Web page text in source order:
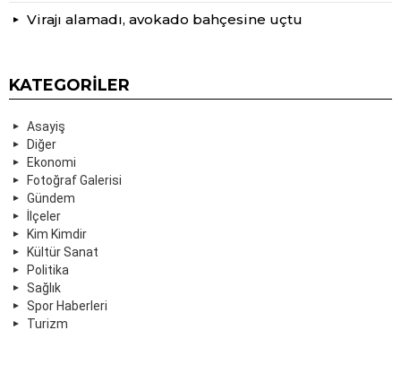
Virajı alamadı, avokado bahçesine uçtu
KATEGORILER
Asayiş
Diğer
Ekonomi
Fotoğraf Galerisi
Gündem
İlçeler
Kim Kimdir
Kültür Sanat
Politika
Sağlık
Spor Haberleri
Turizm